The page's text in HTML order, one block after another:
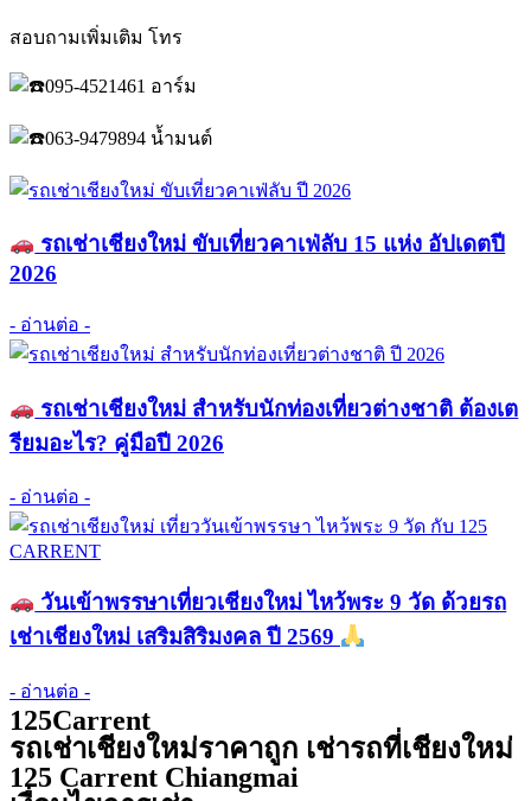
สอบถามเพิ่มเติม โทร
095-4521461 อาร์ม
063-9479894 น้ำมนต์
รถเช่าเชียงใหม่ ขับเที่ยวคาเฟ่ลับ 15 แห่ง อัปเดตปี
2026
- อ่านต่อ -
รถเช่าเชียงใหม่ สำหรับนักท่องเที่ยวต่างชาติ ต้องเต
รียมอะไร? คู่มือปี 2026
- อ่านต่อ -
วันเข้าพรรษาเที่ยวเชียงใหม่ ไหว้พระ 9 วัด ด้วยรถ
เช่าเชียงใหม่ เสริมสิริมงคล ปี 2569
- อ่านต่อ -
125Carrent
รถเช่าเชียงใหม่ราคาถูก เช่ารถที่เชียงใหม่
125 Carrent Chiangmai